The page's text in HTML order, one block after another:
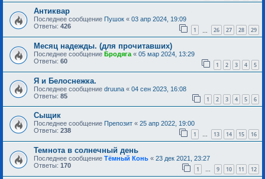
Антиквар
Последнее сообщение Пушок « 03 апр 2024, 19:09
Ответы: 426 1 26 27 28 29
Месяц надежды. (для прочитавших)
Последнее сообщение Бродяга « 05 мар 2024, 13:29
Ответы: 60 1 2 3 4 5
Я и Белоснежка.
Последнее сообщение druuna « 04 сен 2023, 16:08
Ответы: 85 1 2 3 4 5 6
Сыщик
Последнее сообщение Препозит « 25 апр 2022, 19:00
Ответы: 238 1 … 13 14 15 16
Темнота в солнечный день
Последнее сообщение Тёмный Конь « 23 дек 2021, 23:27
Ответы: 170 1 … 9 10 11 12